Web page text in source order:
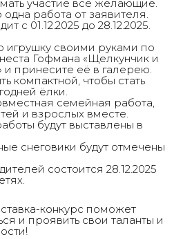
участие все желающие.
работа от заявителя.
с 01.12.2025 до 28.12.2025.
игрушку своими руками по
Гофмана «Щелкунчик и
принесите её в галерею.
компактной, чтобы стать
ёлки.
семейная работа,
и взрослых вместе.
будут выставлены в
снеговики будут отмечены
состоится 28.12.2025
конкурс поможет
и проявить свои таланты и
Использование материалов разрешено только с
предварительного согласия правообладателей.
Все права на изображения и тексты принадлежат